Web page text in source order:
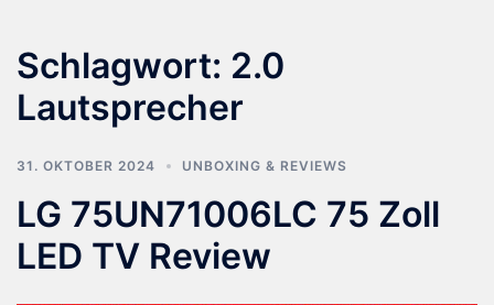
Schlagwort: 2.0
Lautsprecher
31. OKTOBER 2024 UNBOXING & REVIEWS
LG 75UN71006LC 75 Zoll
LED TV Review